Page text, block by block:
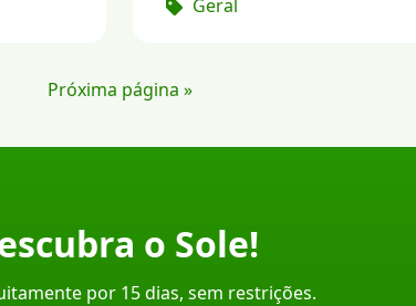
Geral
Próxima página »
o Sole!
por 15 dias, sem restrições.